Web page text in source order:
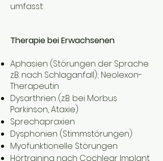
umfasst:
Therapie bei Erwachsenen
Aphasien (Störungen der Sprache
z.B. nach Schlaganfall); Neolexon-
Therapeutin
Dysarthrien (z.B. bei Morbus
Parkinson, Ataxie)
Sprechapraxien
Dysphonien (Stimmstörungen)
Myofunktionelle Störungen
Hörtraining nach Cochlear Implant